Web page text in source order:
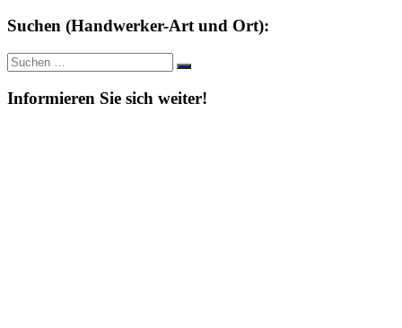
Suchen (Handwerker-Art und Ort):
Suche
nach:
Suchen
Informieren Sie sich weiter!